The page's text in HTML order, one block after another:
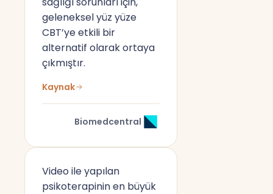
geleneksel yüz yüze
CBT’ye etkili bir
alternatif olarak ortaya
çıkmıştır.
Kaynak
Biomedcentral
Video ile yapılan
psikoterapinin en büyük